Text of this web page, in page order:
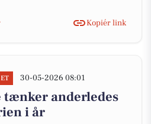
Kopiér link
30-05-2026 08:01
tænker anderledes
i år